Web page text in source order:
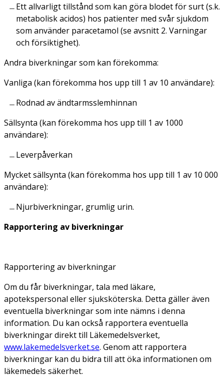
Ett allvarligt tillstånd som kan göra blodet för surt (s.k.
metabolisk acidos) hos patienter med svår sjukdom
som använder paracetamol (se avsnitt 2. Varningar
och försiktighet).
Andra biverkningar som kan förekomma:
Vanliga (kan förekomma hos upp till 1 av 10 användare):
Rodnad av ändtarmsslemhinnan
Sällsynta (kan förekomma hos upp till 1 av 1000
användare):
Leverpåverkan
Mycket sällsynta (kan förekomma hos upp till 1 av 10 000
användare):
Njurbiverkningar, grumlig urin.
Rapportering av biverkningar
Rapportering av biverkningar
Om du får biverkningar, tala med läkare,
apotekspersonal eller sjuksköterska. Detta gäller även
eventuella biverkningar som inte nämns i denna
information. Du kan också rapportera eventuella
biverkningar direkt till Läkemedelsverket,
www.lakemedelsverket.se. Genom att rapportera
biverkningar kan du bidra till att öka informationen om
läkemedels säkerhet.